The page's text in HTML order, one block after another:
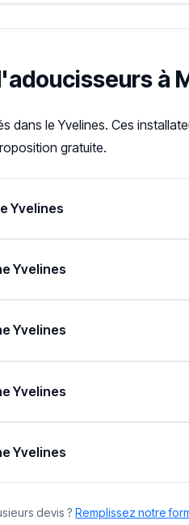
à
dans le Yvelines. Ces
gratuite.
Yvelines
Yvelines
Yvelines
Yvelines
Yvelines
devis ? Remplissez notre